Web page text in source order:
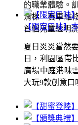
的職業體驗。
滑梯、賽車維
首個兒童透明
【限定口味】
夏日炎炎當然
日，利園區帶
廣場中庭港味
大玩9款創意口